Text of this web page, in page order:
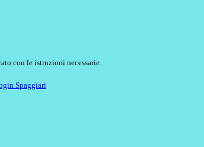
con le istruzioni necessarie.
Spaggiari